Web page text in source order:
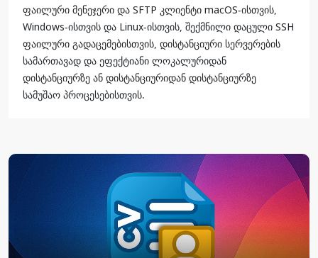
ფაილური მენეჯერი და SFTP კლიენტი macOS-ისთვის,
Windows-ისთვის და Linux-ისთვის, შექმნილი დაცული SSH
ფაილური გადაცემებისთვის, დისტანციური სერვერების
სამართავად და ეფექტიანი ლოკალურიდან
დისტანციურზე ან დისტანციურიდან დისტანციურზე
სამუშაო პროცესებისთვის.